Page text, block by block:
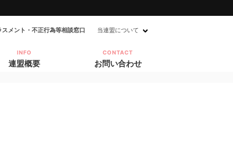
スメント・不正行為等相談窓口 当連盟について
INFO
連盟概要
CONTACT
お問い合わせ